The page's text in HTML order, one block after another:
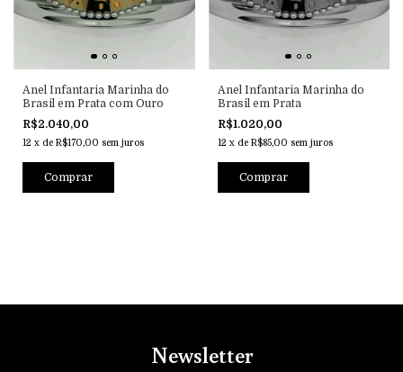
Anel Infantaria Marinha do
Brasil em Prata com Ouro
R$2.040,00
12 x de R$170,00 sem juros
Anel Infantaria Marinha do
Brasil em Prata
R$1.020,00
12 x de R$85,00 sem juros
Newsletter